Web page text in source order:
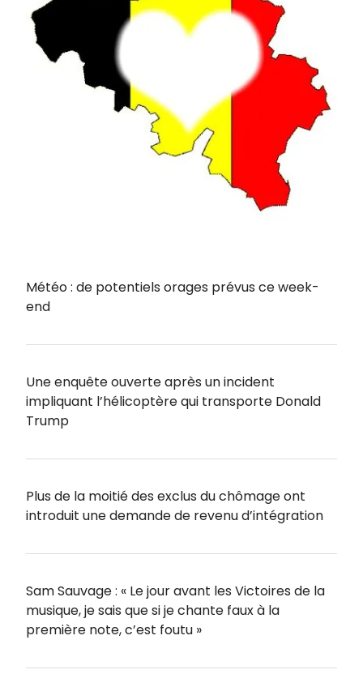
Météo : de potentiels orages prévus ce week-
end
Une enquête ouverte après un incident
impliquant l’hélicoptère qui transporte Donald
Trump
Plus de la moitié des exclus du chômage ont
introduit une demande de revenu d’intégration
Sam Sauvage : « Le jour avant les Victoires de la
musique, je sais que si je chante faux à la
première note, c’est foutu »